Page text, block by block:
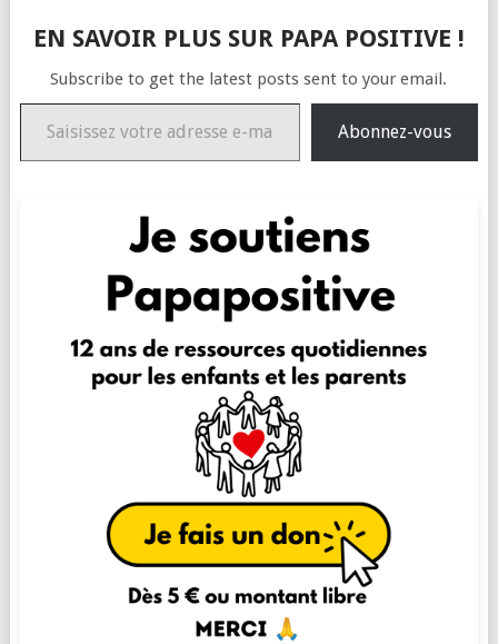
EN SAVOIR PLUS SUR PAPA POSITIVE !
Subscribe to get the latest posts sent to your email.
Saisissez votre adresse e-mail…
Abonnez-vous